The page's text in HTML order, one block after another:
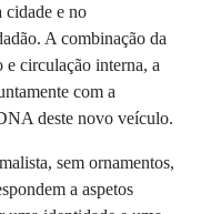
cidade e no
A combinação da
e circulação interna, a
com a
deste novo veículo.
sem ornamentos,
a aspetos